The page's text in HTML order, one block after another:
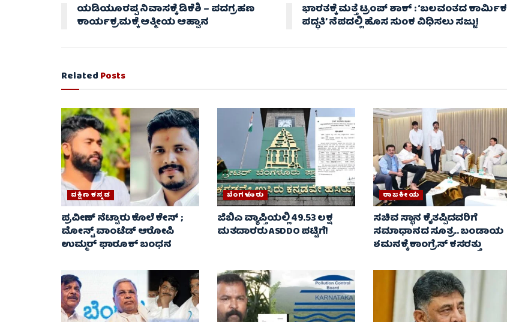
ಯಡಿಯೂರಪ್ಪ ನಿವಾಸಕ್ಕೆ ಡಿಕೆಶಿ – ಪದಗ್ರಹಣ
ಕಾರ್ಯಕ್ರಮಕ್ಕೆ ಆತ್ಮೀಯ ಆಹ್ವಾನ
ಭಾರತಕ್ಕೆ ಮತ್ತೆ ಟ್ರಂಪ್ ಶಾಕ್ : ‘ಬಲವಂತದ ಕಾರ್ಮಿಕ
ಪದ್ಧತಿ’ ನೆಪದಲ್ಲಿ ಹೊಸ ಸುಂಕ ವಿಧಿಸಲು ಸಜ್ಜು!
RelatedPosts
ದಕ್ಷಿಣ ಕನ್ನಡ
ಪ್ರವೀಣ್ ನೆಟ್ಟಾರು ಕೊಲೆ ಕೇಸ್ ​;
ಮೋಸ್ಟ್ ವಾಂಟೆಡ್‌ ಆರೋಪಿ
ಉಮ್ಮರ್ ಫಾರೂಕ್ ಬಂಧನ
ಬೆಂಗಳೂರು
ಜಿಬಿಎ ವ್ಯಾಪ್ತಿಯಲ್ಲಿ 49.53 ಲಕ್ಷ
ಮತದಾರರು ASDDO ಪಟ್ಟಿಗೆ!
ರಾಜಕೀಯ
ಸಚಿವ ಸ್ಥಾನ ಕೈತಪ್ಪಿದವರಿಗೆ
ಸಮಾಧಾನದ ಸೂತ್ರ.. ಬಂಡಾಯ
ಶಮನಕ್ಕೆ ಕಾಂಗ್ರೆಸ್ ಕಸರತ್ತು